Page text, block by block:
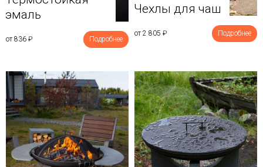
эмаль
от 836 ₽ Подробнее
Чехлы для чаш
от 2 805 ₽ Подробнее